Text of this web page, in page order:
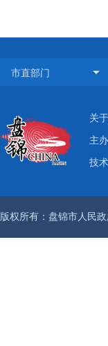
关
主
技
版权所有：盘锦市人民